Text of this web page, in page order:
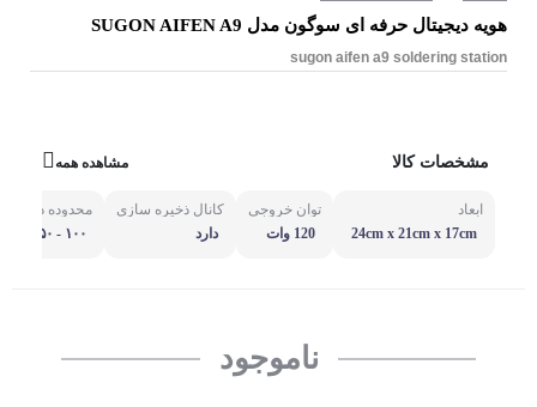
هویه دیجیتال حرفه ای سوگون مدل SUGON AIFEN A9
sugon aifen a9 soldering station
مشخصات کالا مشاهده همه
ابعاد
24cm x 21cm x 17cm
توان خروجی
120 وات
کانال ذخیره سازی
دارد
محدوده دما
۱۰۰ - ۴۵۰ درجه سانتیگراد
ناموجود